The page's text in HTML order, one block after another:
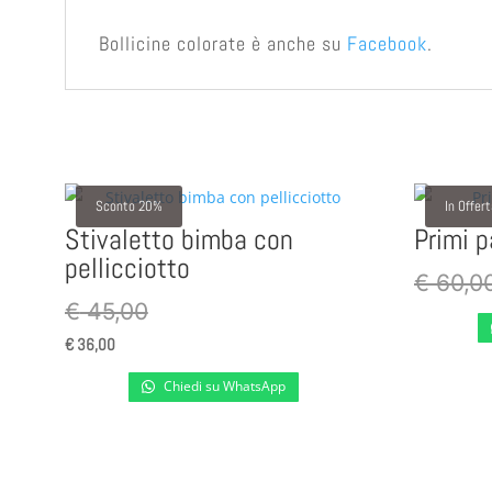
Bollicine colorate è anche su Facebook.
Sconto 20%
Stivaletto bimba con
pellicciotto
€45,00
€36,00
Chiedi su WhatsApp
In
Primi
€